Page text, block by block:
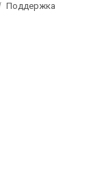
Поддержка